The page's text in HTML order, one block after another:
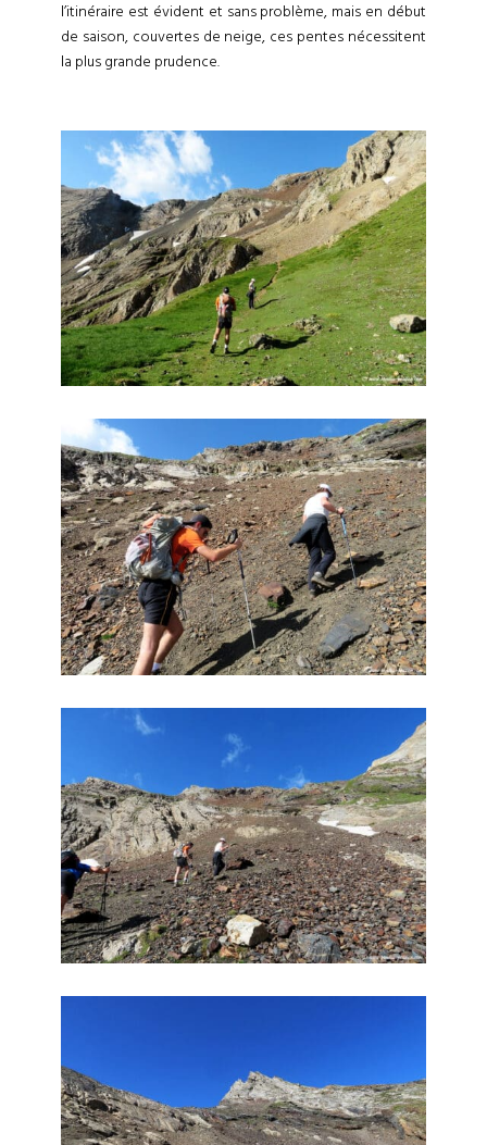
l’itinéraire est évident et sans problème, mais en début
de saison, couvertes de neige, ces pentes nécessitent
la plus grande prudence.